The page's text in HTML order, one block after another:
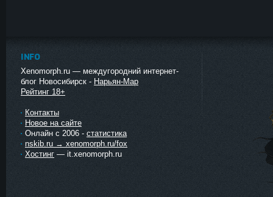
INFO
Xenomorph.ru — междугородний интернет-
блог Новосибирск - Нарьян-Мар
Рейтинг 18+
Контакты
Новое на сайте
Онлайн с 2006 - статистика
nskib.ru → xenomorph.ru/fox
Хостинг — it.xenomorph.ru